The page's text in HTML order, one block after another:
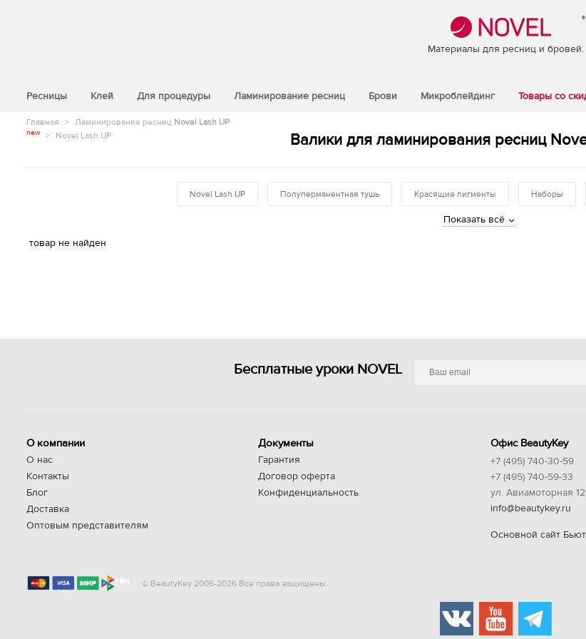
®
Материалы для ресниц и бровей.
Ресницы Клей Для процедуры Ламинирование ресниц Брови Микроблейдинг Товары со
Главная > Ламинирование ресниц Novel Lash UP
new > Novel Lash UP Валики для ламинирования ресниц
Novel Lash UP Полуперманентная тушь Красящие пигменты Наборы
Показать всё
товар не найден
Бесплатные уроки NOVEL
О компании
О нас
Контакты
Блог
Доставка
Оптовым представителям
Документы
Гарантия
Договор оферта
Конфиденциальность
Офис BeautyKey
+7 (495) 740-30-59
+7 (495) 740-59-33
ул. Авиамоторная
info@beautykey.ru
Основной сайт
© BeautyKey 2006-2026 Все права защищены.